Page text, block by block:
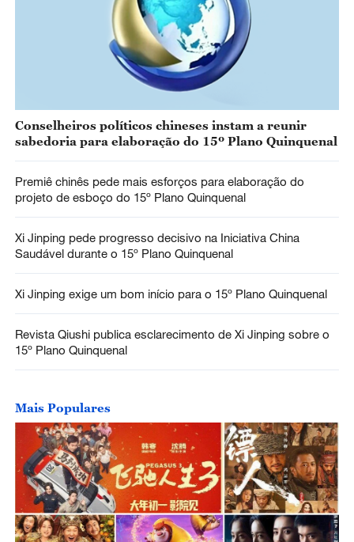
Conselheiros políticos chineses instam a reunir
sabedoria para elaboração do 15º Plano Quinquenal
Premiê chinês pede mais esforços para elaboração do
projeto de esboço do 15º Plano Quinquenal
Xi Jinping pede progresso decisivo na Iniciativa China
Saudável durante o 15º Plano Quinquenal
Xi Jinping exige um bom início para o 15º Plano Quinquenal
Revista Qiushi publica esclarecimento de Xi Jinping sobre o
15º Plano Quinquenal
Mais Populares